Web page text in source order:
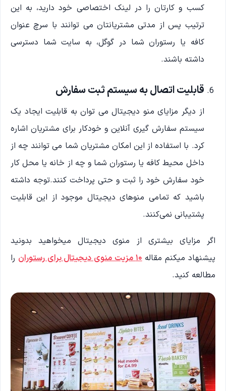
کسب و کارتان را در لینک اختصاصی خود دارید، به این
ترتیب پس از مدتی مشتریانتان می توانند با سرچ عنوان
کافه یا رستوران شما در گوگل، به سایت شما دسترسی
داشته باشند.
قابلیت اتصال به سیستم ثبت سفارش
از دیگر مزایای منو دیجیتال می توان به قابلیت ایجاد یک
سیستم سفارش گیری آنلاین و خودکار برای مشتریان اشاره
کرد. با استفاده از این امکان مشتریان شما می توانند چه از
داخل محیط کافه یا رستوران شما و چه از خانه یا محل کار
خود سفارش خود را ثبت و حتی پرداخت کنند.توجه داشته
باشید که تمامی منوهای دیجیتال موجود از این قابلیت
پشتیبانی نمی‌کنند.
اگر مزایای بیشتری از منوی دیجیتال میخواهید بدونید
پیشنهاد میکنم مقاله۱۰ مزیت منوی دیجیتال برای رستوران
را
مطالعه کنید.